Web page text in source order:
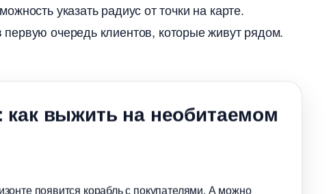
указать радиус от точки на карте.
первую очередь клиентов, которые живут рядом.
выжить на необитаемом
появится корабль с покупателями. А можно